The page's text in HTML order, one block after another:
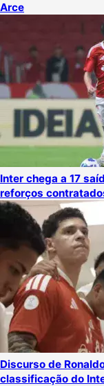
Arce
Inter chega a 17
reforços
Discurso de
classificação do